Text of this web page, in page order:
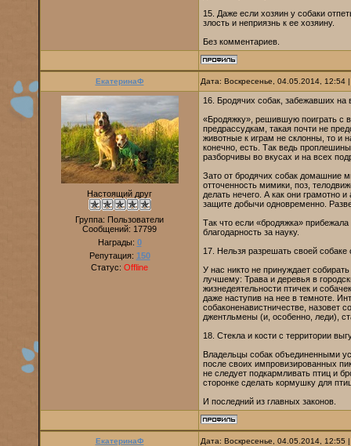
15. Даже если хозяин у собаки
злость и неприязнь к ее хозяину.
Без комментариев.
ЕкатеринаФ Дата: Воскресенье, 04.05.2014,
Настоящий друг
Группа: Пользователи
Сообщений: 17799
Награды: 0
Репутация: 150
Статус: Offline
16. Бродячих собак, забежавших на
«Бродяжку», решившую поиграть с
предрассудкам, такая почти не
животные к играм не склонны, то и
конечно, есть. Так ведь
разборчивы во вкусах и на всех
Зато от бродячих собак домашние
отточенность мимики, поз,
делать нечего. А как они грамотно
защите добычи одновременно.
Так что если «бродяжка»
благодарность за науку.
17. Нельзя разрешать своей собаке
У нас никто не принуждает
лучшему: Трава и деревья в
жизнедеятельности птичек и
даже наступив на нее в темноте.
собаконенавистничестве, назовет
джентльмены (и, особенно, леди),
18. Стекла и кости с территории
Владельцы собак объединенными
после своих импровизированных
не следует подкармливать птиц и
сторонке сделать кормушку для
И последний из главных законов.
ЕкатеринаФ Дата: Воскресенье, 04.05.2014,